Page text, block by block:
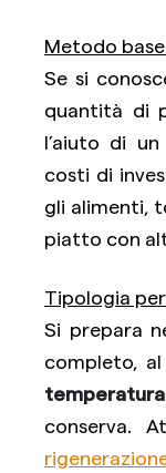
Metodo
Se si
quantità di
l’aiuto di
costi di
gli alimenti,
piatto con
Tipologia
Si prepara
completo,
conserva.